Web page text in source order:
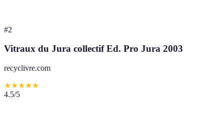
#2
Vitraux du Jura collectif Ed. Pro Jura 2003
recyclivre.com
★★★★★
4.5/5